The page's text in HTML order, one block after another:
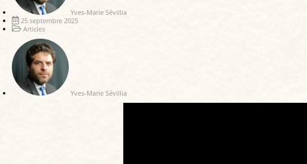
Yves-Marie Sévillia
25 septembre 2025
Articles
Yves-Marie Sévillia